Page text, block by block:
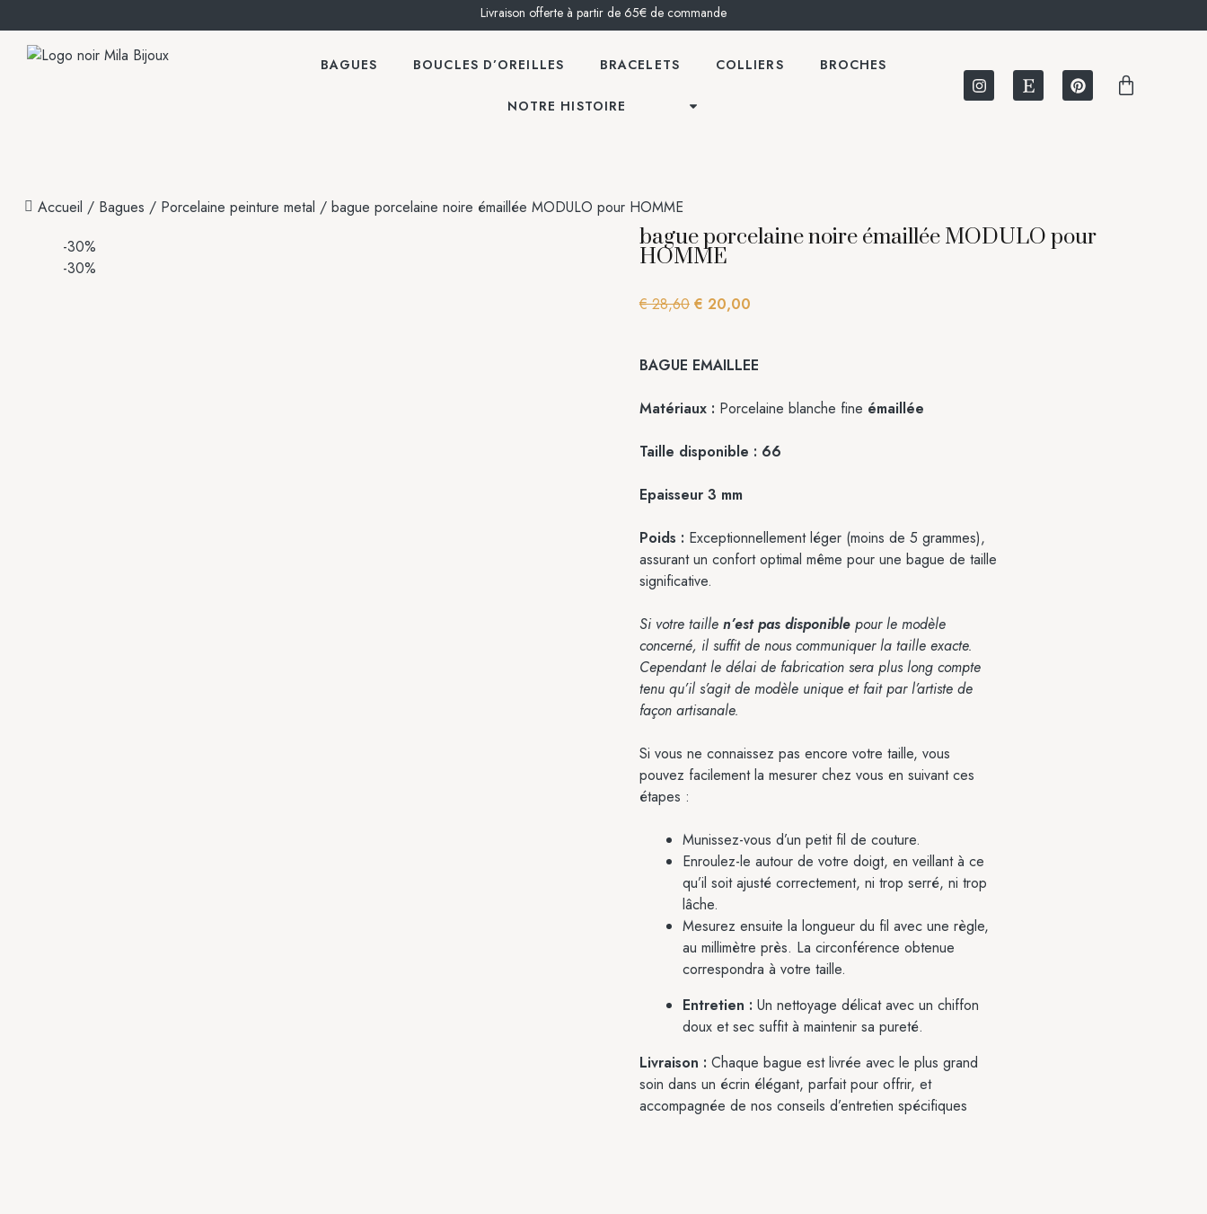
Livraison offerte à partir de 65€ de commande
BAGUES BOUCLES D’OREILLES BRACELETS COLLIERS BROCHES
NOTRE HISTOIRE
Accueil / Bagues / Porcelaine peinture metal / bague porcelaine noire émaillée MODULO pour HOMME
-30%
-30%
bague porcelaine noire émaillée MODULO pour
HOMME
€28,60 € 20,00
BAGUE EMAILLEE
Matériaux : Porcelaine blanche fine émaillée
Taille disponible : 66
Epaisseur 3 mm
Poids : Exceptionnellement léger (moins de 5 grammes),
assurant un confort optimal même pour une bague de taille
significative.
Si votre taille n’est pas disponible pour le modèle
concerné, il suffit de nous communiquer la taille exacte.
Cependant le délai de fabrication sera plus long compte
tenu qu’il s’agit de modèle unique et fait par l’artiste de
façon artisanale.
Si vous ne connaissez pas encore votre taille, vous
pouvez facilement la mesurer chez vous en suivant ces
étapes :
Munissez-vous d’un petit fil de couture.
Enroulez-le autour de votre doigt, en veillant à ce
qu’il soit ajusté correctement, ni trop serré, ni trop
lâche.
Mesurez ensuite la longueur du fil avec une règle,
au millimètre près. La circonférence obtenue
correspondra à votre taille.
Entretien : Un nettoyage délicat avec un chiffon
doux et sec suffit à maintenir sa pureté.
Livraison : Chaque bague est livrée avec le plus grand
soin dans un écrin élégant, parfait pour offrir, et
accompagnée de nos conseils d’entretien spécifiques